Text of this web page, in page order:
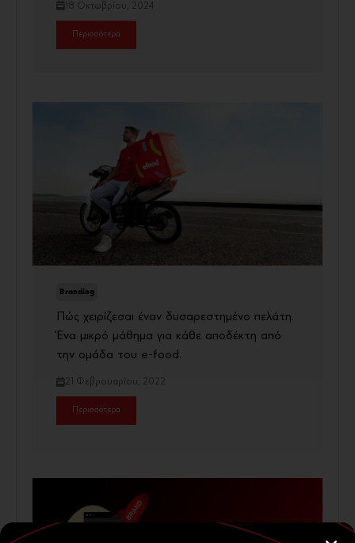
18 Οκτωβρίου, 2024
Περισσότερα
Branding
Πώς χειρίζεσαι έναν δυσαρεστημένο πελάτη.
Ένα μικρό μάθημα για κάθε αποδέκτη από
την ομάδα του e-food.
21 Φεβρουαρίου, 2022
Περισσότερα